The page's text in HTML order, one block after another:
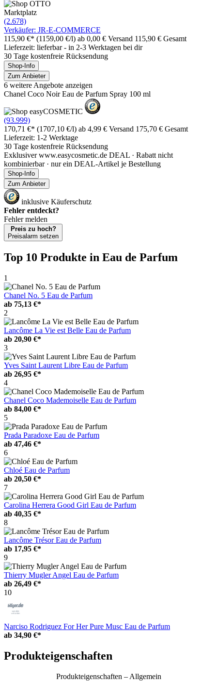
Marktplatz
(2.678)
Verkäufer: JR-E-COMMERCE
115,90 €* (1159,00 €/l) ab 0,00 € Versand 115,90 € Gesamt
Lieferzeit: lieferbar - in 2-3 Werktagen bei dir
30 Tage kostenfreie Rücksendung
Shop-Info
Zum Anbieter
6 weitere Angebote anzeigen
Chanel Coco Noir Eau de Parfum Spray 100 ml
(93.999)
170,71 €* (1707,10 €/l) ab 4,99 € Versand 175,70 € Gesamt
Lieferzeit: 1-2 Werktage
30 Tage kostenfreie Rücksendung
Exklusiver www.easycosmetic.de DEAL · Rabatt nicht
kombinierbar · nur ein DEAL-Artikel je Bestellung
Shop-Info
Zum Anbieter
inklusive Käuferschutz
Fehler entdeckt?
Fehler melden
Preis zu hoch?
Preisalarm setzen
Top 10 Produkte in Eau de Parfum
1
Chanel No. 5 Eau de Parfum
ab 75,13 €*
2
Lancôme La Vie est Belle Eau de Parfum
ab 20,90 €*
3
Yves Saint Laurent Libre Eau de Parfum
ab 26,95 €*
4
Chanel Coco Mademoiselle Eau de Parfum
ab 84,00 €*
5
Prada Paradoxe Eau de Parfum
ab 47,46 €*
6
Chloé Eau de Parfum
ab 20,50 €*
7
Carolina Herrera Good Girl Eau de Parfum
ab 40,35 €*
8
Lancôme Trésor Eau de Parfum
ab 17,95 €*
9
Thierry Mugler Angel Eau de Parfum
ab 26,49 €*
10
Narciso Rodriguez For Her Pure Musc Eau de Parfum
ab 34,90 €*
Produkteigenschaften
Produkteigenschaften – Allgemein